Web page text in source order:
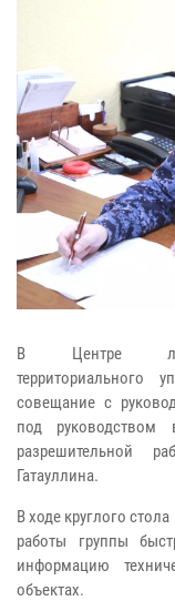
В Центре
территориального
совещание с
под руководством
разрешительной
Гатауллина.
В ходе круглого
работы группы
информацию
объектах.